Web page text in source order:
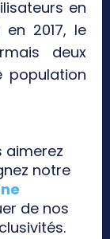
en
2017, le
deux
population
aimerez
notre
de nos